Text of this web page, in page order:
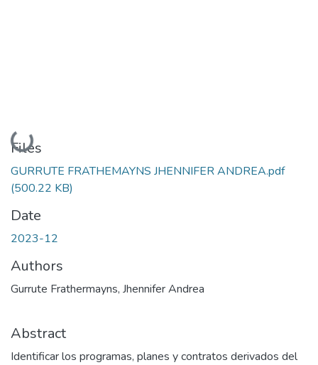
Loading...
Files
GURRUTE FRATHEMAYNS JHENNIFER ANDREA.pdf
(500.22 KB)
Date
2023-12
Authors
Gurrute Frathermayns, Jhennifer Andrea
Abstract
Identificar los programas, planes y contratos derivados del